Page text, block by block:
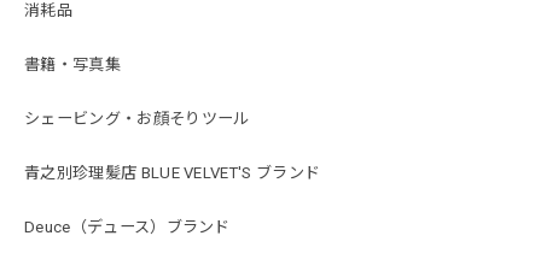
消耗品
書籍・写真集
シェービング・お顔そりツール
青之別珍理髪店 BLUE VELVET'S ブランド
Deuce（デュース）ブランド